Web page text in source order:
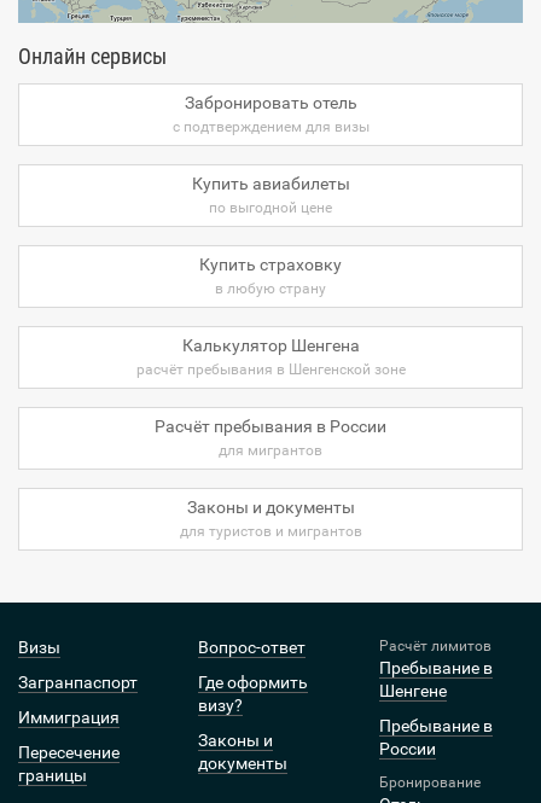
Онлайн сервисы
Забронировать отель
с подтверждением для визы
Купить авиабилеты
по выгодной цене
Купить страховку
в любую страну
Калькулятор Шенгена
расчёт пребывания в Шенгенской зоне
Расчёт пребывания в России
для мигрантов
Законы и документы
для туристов и мигрантов
Визы
Загранпаспорт
Иммиграция
Пересечение
границы
Вопрос-ответ
Где оформить
визу?
Законы и
документы
Расчёт лимитов
Пребывание в
Шенгене
Пребывание в
России
Бронирование